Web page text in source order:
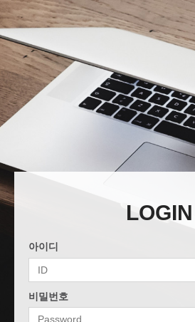
LOGIN
아이디
비밀번호